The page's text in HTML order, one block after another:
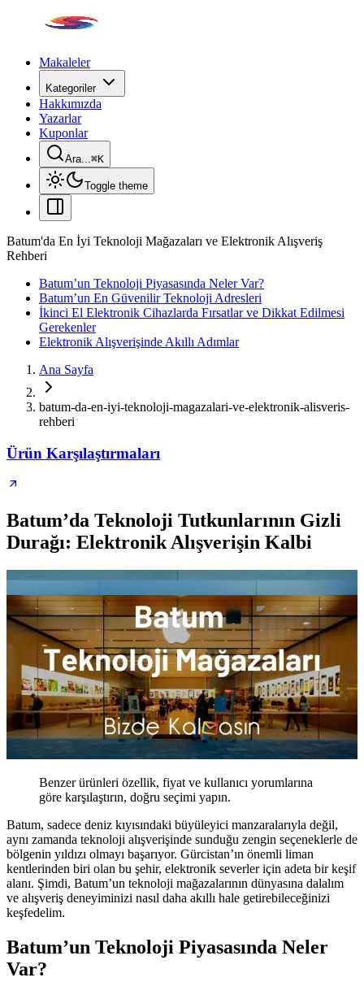
Makaleler
Kategoriler
Hakkımızda
Yazarlar
Kuponlar
Ara...⌘K
Toggle theme
Batum'da En İyi Teknoloji Mağazaları ve Elektronik Alışveriş
Rehberi
Batum’un Teknoloji Piyasasında Neler Var?
Batum’un En Güvenilir Teknoloji Adresleri
İkinci El Elektronik Cihazlarda Fırsatlar ve Dikkat Edilmesi
Gerekenler
Elektronik Alışverişinde Akıllı Adımlar
Ana Sayfa
batum-da-en-iyi-teknoloji-magazalari-ve-elektronik-alisveris-
rehberi
Ürün Karşılaştırmaları
Batum’da Teknoloji Tutkunlarının Gizli
Durağı: Elektronik Alışverişin Kalbi
Benzer ürünleri özellik, fiyat ve kullanıcı yorumlarına
göre karşılaştırın, doğru seçimi yapın.
Batum, sadece deniz kıyısındaki büyüleyici manzaralarıyla değil,
aynı zamanda teknoloji alışverişinde sunduğu zengin seçeneklerle de
bölgenin yıldızı olmayı başarıyor. Gürcistan’ın önemli liman
kentlerinden biri olan bu şehir, elektronik severler için adeta bir keşif
alanı. Şimdi, Batum’un teknoloji mağazalarının dünyasına dalalım
ve alışveriş deneyiminizi nasıl daha akıllı hale getirebileceğinizi
keşfedelim.
Batum’un Teknoloji Piyasasında Neler
Var?